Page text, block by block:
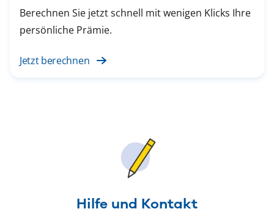
Berechnen Sie jetzt schnell mit wenigen Klicks Ihre
persönliche Prämie.
Jetzt berechnen
Hilfe und Kontakt